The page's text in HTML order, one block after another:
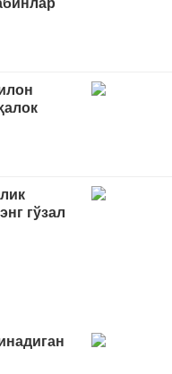
гўзал